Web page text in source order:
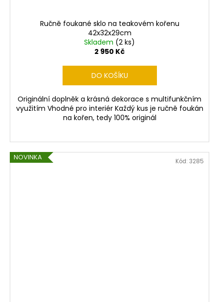
Ručně foukané sklo na teakovém kořenu
42x32x29cm
Skladem (2 ks)
2 950 Kč
DO KOŠÍKU
Originální doplněk a krásná dekorace s multifunkčním
využitím Vhodné pro interiér Každý kus je ručně foukán
na kořen, tedy 100% originál
NOVINKA Kód: 3285